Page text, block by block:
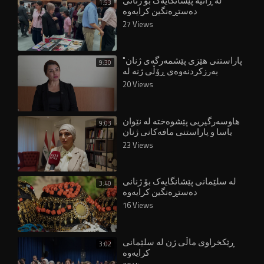
دەستڕەنگین کرایەوە
27 Views
9:30 "پاراستنی هێزی پێشمەرگەی ژنان
بەرزکردنەوەی ڕۆڵی ژنە لە
دامەزراوە ئەمنییەکاندا" 20 Views
9:03 هاوسەرگیریی پێشوەختە لە نێوان
یاسا و پاراستنی مافەکانی ژنان
23 Views
3:40 لە سلێمانی پێشانگایەک بۆ ژنانی
دەستڕەنگین کرایەوە
16 Views
3:02 ڕێکخراوی ماڵی ژن لە سلێمانی
کرایەوە